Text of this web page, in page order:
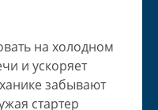
на холодном
и ускоряет
забывают
стартер